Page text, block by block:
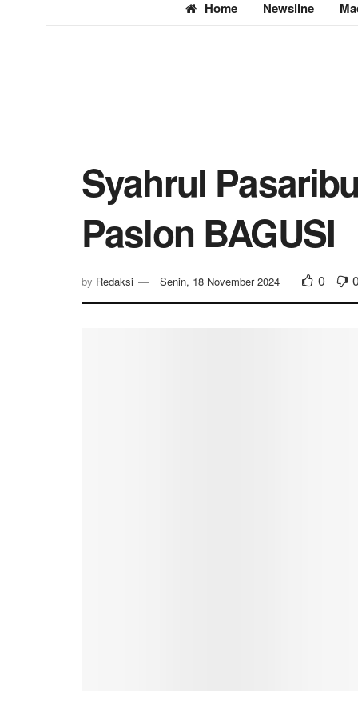
Home Newsline
Syahrul
Paslon BAGUSI
by Redaksi Senin, 18 November 2024 0 0